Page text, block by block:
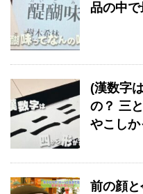
品の中
(漢数字
の？ 三
やこし
前の顔